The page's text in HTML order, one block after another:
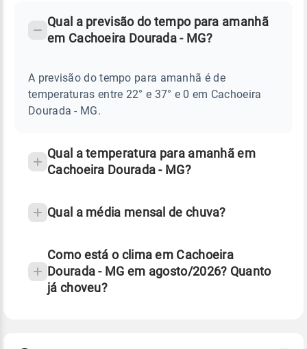
CACHOEIRA
DOURADA
Perguntas
sobre
chuva
Qual a previsão do tempo para amanhã
em Cachoeira Dourada - MG?
A previsão do tempo para amanhã é de
temperaturas entre 22° e 37° e 0 em Cachoeira
Dourada - MG.
Qual a temperatura para amanhã em
Cachoeira Dourada - MG?
Qual a média mensal de chuva?
Fonte: 30 anos de dados de reanálise ERA5.
Como está o clima em Cachoeira
Dourada - MG em agosto/2026? Quanto
já choveu?